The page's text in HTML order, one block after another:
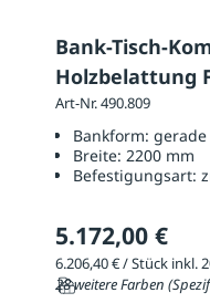
Bank-Tisch-
Holzbelattung
Hartholz
Art-Nr. 490.809
Bankform: gerade
Breite: 2200 mm
Befestigungsart:
5.172,00 €
28 weitere Farben